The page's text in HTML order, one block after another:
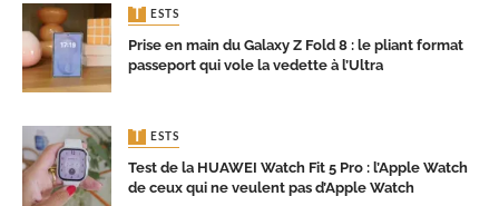
TESTS
Prise en main du Galaxy Z Fold 8 : le pliant format
passeport qui vole la vedette à l’Ultra
TESTS
Test de la HUAWEI Watch Fit 5 Pro : l’Apple Watch
de ceux qui ne veulent pas d’Apple Watch